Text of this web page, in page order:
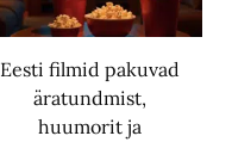
Eesti filmid pakuvad
äratundmist,
huumorit ja